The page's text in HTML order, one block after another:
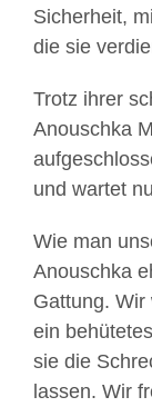
Sicherheit,
die sie
Trotz ihrer
Anouschka
und wartet
Wie man
Anouschka
Gattung.
ein
sie die
lassen. Wir